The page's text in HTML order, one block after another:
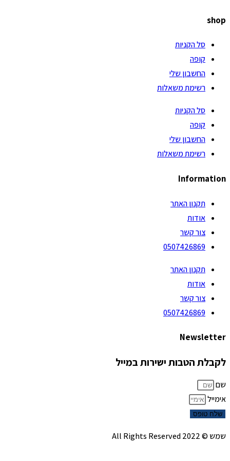
shop
סל הקניות
קופה
החשבון שלי
רשימת משאלות
סל הקניות
קופה
החשבון שלי
רשימת משאלות
Information
תקנון האתר
אודות
צור קשר
0507426869
תקנון האתר
אודות
צור קשר
0507426869
Newsletter
לקבלת הטבות ישירות במייל
שם
אימייל
שלח טופס
שמש © 2022 All Rights Reserved